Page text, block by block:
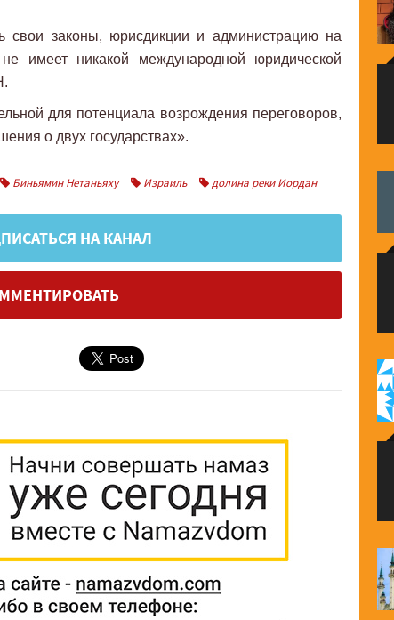
свои законы, юрисдикции и администрацию на
имеет никакой международной юридической
для потенциала возрождения переговоров,
о двух государствах».
Биньямин Нетаньяху Израиль долина реки Иордан
НА КАНАЛ